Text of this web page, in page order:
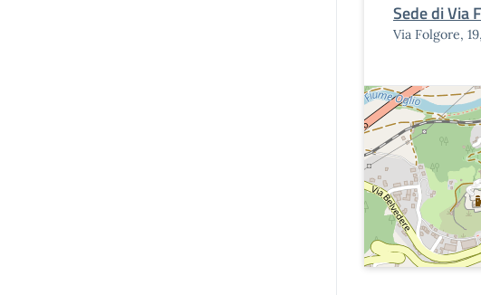
Sede di Via
Via Folgore,